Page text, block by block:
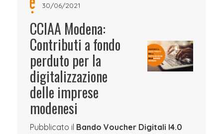
30/06/2021
CCIAA Modena:
Contributi a fondo
perduto per la
digitalizzazione
delle imprese
modenesi
Pubblicato il Bando Voucher Digitali I4.0